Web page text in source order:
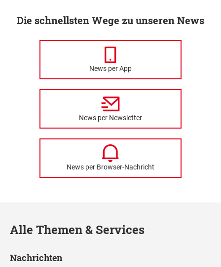
Die schnellsten Wege zu unseren News
News per App
News per Newsletter
News per Browser-Nachricht
Alle Themen & Services
Nachrichten